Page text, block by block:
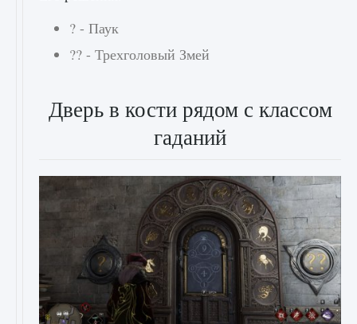
? - Паук
?? - Трехголовый Змей
Дверь в кости рядом с классом
гаданий